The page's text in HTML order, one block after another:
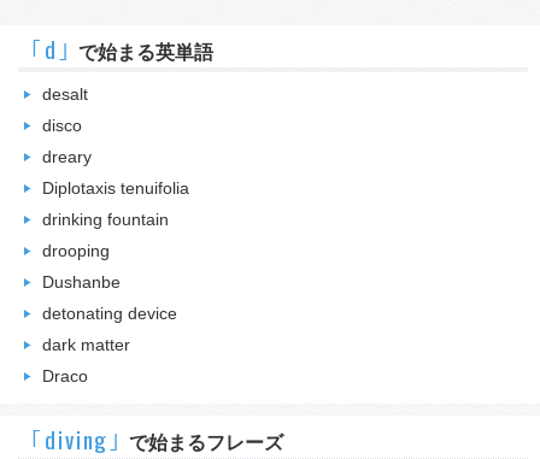
｢d｣ で始まる英単語
desalt
disco
dreary
Diplotaxis tenuifolia
drinking fountain
drooping
Dushanbe
detonating device
dark matter
Draco
｢diving｣ で始まるフレーズ